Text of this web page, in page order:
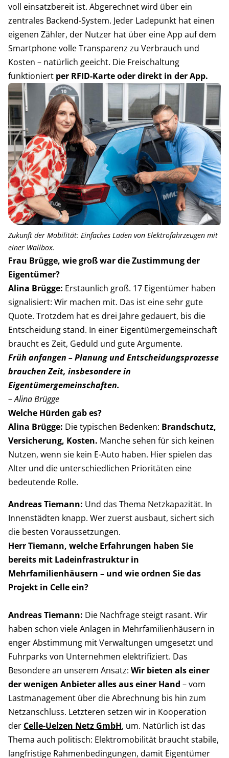
voll einsatzbereit ist. Abgerechnet wird über ein
zentrales Backend-System. Jeder Ladepunkt hat einen
eigenen Zähler, der Nutzer hat über eine App auf dem
Smartphone volle Transparenz zu Verbrauch und
Kosten – natürlich geeicht. Die Freischaltung
funktioniert per RFID-Karte oder direkt in der App.
Zukunft der Mobilität: Einfaches Laden von Elektrofahrzeugen mit
einer Wallbox.
Frau Brügge, wie groß war die Zustimmung der
Eigentümer?
Alina Brügge: Erstaunlich groß. 17 Eigentümer haben
signalisiert: Wir machen mit. Das ist eine sehr gute
Quote. Trotzdem hat es drei Jahre gedauert, bis die
Entscheidung stand. In einer Eigentümergemeinschaft
braucht es Zeit, Geduld und gute Argumente.
Früh anfangen – Planung und Entscheidungsprozesse
brauchen Zeit, insbesondere in
Eigentümergemeinschaften.
– Alina Brügge
Welche Hürden gab es?
Alina Brügge: Die typischen Bedenken: Brandschutz,
Versicherung, Kosten. Manche sehen für sich keinen
Nutzen, wenn sie kein E-Auto haben. Hier spielen das
Alter und die unterschiedlichen Prioritäten eine
bedeutende Rolle.
Andreas Tiemann: Und das Thema Netzkapazität. In
Innenstädten knapp. Wer zuerst ausbaut, sichert sich
die besten Voraussetzungen.
Herr Tiemann, welche Erfahrungen haben Sie
bereits mit Ladeinfrastruktur in
Mehrfamilienhäusern – und wie ordnen Sie das
Projekt in Celle ein?
Andreas Tiemann: Die Nachfrage steigt rasant. Wir
haben schon viele Anlagen in Mehrfamilienhäusern in
enger Abstimmung mit Verwaltungen umgesetzt und
Fuhrparks von Unternehmen elektrifiziert. Das
Besondere an unserem Ansatz:Wir bieten als einer
der wenigen Anbieter alles aus einer Hand– vom
Lastmanagement über die Abrechnung bis hin zum
Netzanschluss. Letzteren setzen wir in Kooperation
der Celle-Uelzen Netz GmbH, um. Natürlich ist das
Thema auch politisch: Elektromobilität braucht stabile,
langfristige Rahmenbedingungen, damit Eigentümer